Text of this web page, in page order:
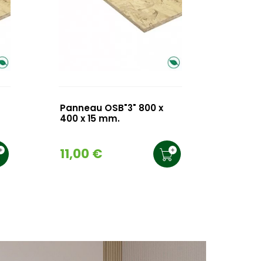
Panneau OSB"3" 800 x
400 x 15 mm.
11,00 €